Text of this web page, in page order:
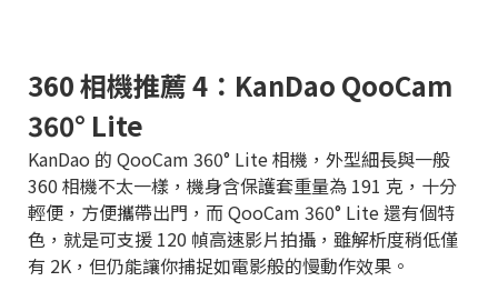
360 相機推薦 4：KanDao QooCam
360° Lite
KanDao 的 QooCam 360° Lite 相機，外型細長與一般
360 相機不太一樣，機身含保護套重量為 191 克，十分
輕便，方便攜帶出門，而 QooCam 360° Lite 還有個特
色，就是可支援 120 幀高速影片拍攝，雖解析度稍低僅
有 2K，但仍能讓你捕捉如電影般的慢動作效果。